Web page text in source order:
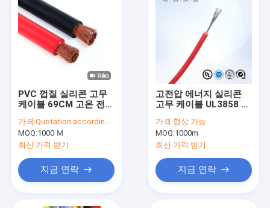
PVC 껍질 실리콘 고무
케이블 69CM 고온 전압
가격:Quotation according to specifications
MOQ:1000 Ｍ
최신 가격 받기
지금 연락
고전압 에너지 실리콘
고무 케이블 UL3858 단
retardant
가격:협상 가능
MOQ:1000m
최신 가격 받기
지금 연락